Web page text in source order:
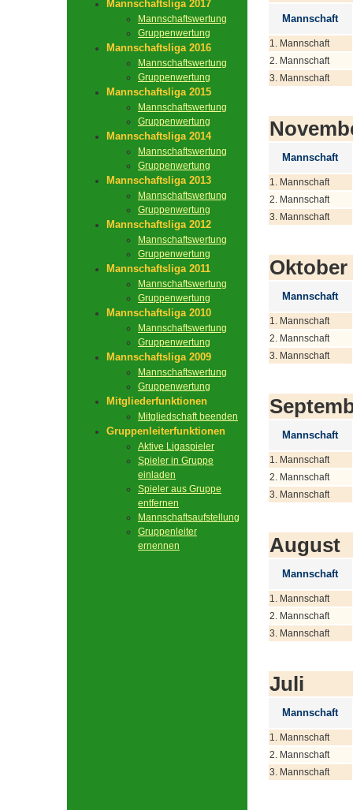
Mannschaftsliga 2017
Mannschaftswertung
Gruppenwertung
Mannschaftsliga 2016
Mannschaftswertung
Gruppenwertung
Mannschaftsliga 2015
Mannschaftswertung
Gruppenwertung
Mannschaftsliga 2014
Mannschaftswertung
Gruppenwertung
Mannschaftsliga 2013
Mannschaftswertung
Gruppenwertung
Mannschaftsliga 2012
Mannschaftswertung
Gruppenwertung
Mannschaftsliga 2011
Mannschaftswertung
Gruppenwertung
Mannschaftsliga 2010
Mannschaftswertung
Gruppenwertung
Mannschaftsliga 2009
Mannschaftswertung
Gruppenwertung
Mitgliederfunktionen
Mitgliedschaft beenden
Gruppenleiterfunktionen
Aktive Ligaspieler
Spieler in Gruppe
einladen
Spieler aus Gruppe
entfernen
Mannschaftsaufstellung
Gruppenleiter
ernennen
Mannschaft
1. Mannschaft
2. Mannschaft
3. Mannschaft
Mannschaft
1. Mannschaft
2. Mannschaft
3. Mannschaft
Oktober
Mannschaft
1. Mannschaft
2. Mannschaft
3. Mannschaft
Mannschaft
1. Mannschaft
2. Mannschaft
3. Mannschaft
August
Mannschaft
1. Mannschaft
2. Mannschaft
3. Mannschaft
Juli
Mannschaft
1. Mannschaft
2. Mannschaft
3. Mannschaft